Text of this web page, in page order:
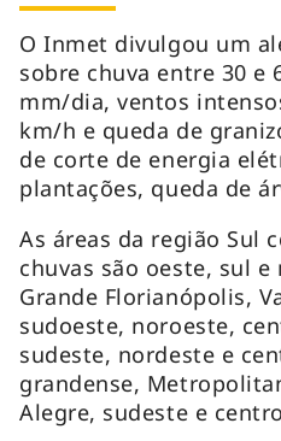
O Inmet divulgou um
sobre chuva entre 30 e
mm/dia, ventos
km/h e queda de
de corte de energia
plantações, queda de
As áreas da região Sul
chuvas são oeste, sul
Grande Florianópolis,
sudoeste, noroeste,
sudeste, nordeste e
grandense,
Alegre, sudeste e